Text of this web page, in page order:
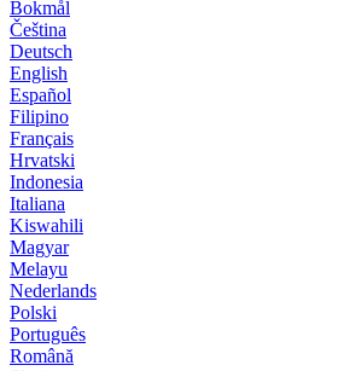
Bokmål
Čeština
Deutsch
English
Español
Filipino
Français
Hrvatski
Indonesia
Italiana
Kiswahili
Magyar
Melayu
Nederlands
Polski
Português
Română